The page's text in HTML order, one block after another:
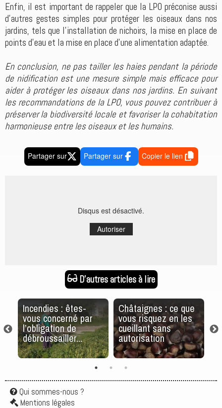
Enfin, il est important de rappeler que la LPO préconise aussi
d'autres gestes simples pour protéger les oiseaux dans nos
jardins, tels que l'installation de nichoirs, la mise en place de
points d'eau et la mise en place d'une alimentation adaptée.
En conclusion, ne pas tailler les haies pendant la période
de nidification est une mesure simple mais efficace pour
aider à protéger les oiseaux dans nos jardins. En suivant
les recommandations de la LPO, vous pouvez contribuer à
préserver la biodiversité locale et favoriser la cohabitation
harmonieuse entre les oiseaux et les humains.
Partager sur Partager sur Copier le lien
Disqus est désactivé.
Autoriser
D'autres articles à lire
Incendies : êtes-
vous concerné par
l’obligation de
débroussailler...
Châtaignes : ce que
vous risquez en les
cueillant sans
autorisation
Qui sommes-nous ?
Mentions légales